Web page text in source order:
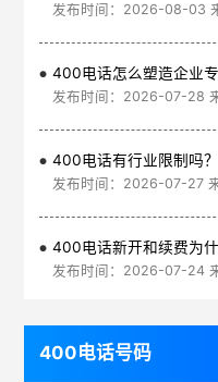
发布时间：2026-08-03
400电话怎么塑造企业
发布时间：2026-07-28
400电话有行业限制吗
发布时间：2026-07-27
发布时间：2026-07-24
400电话号码